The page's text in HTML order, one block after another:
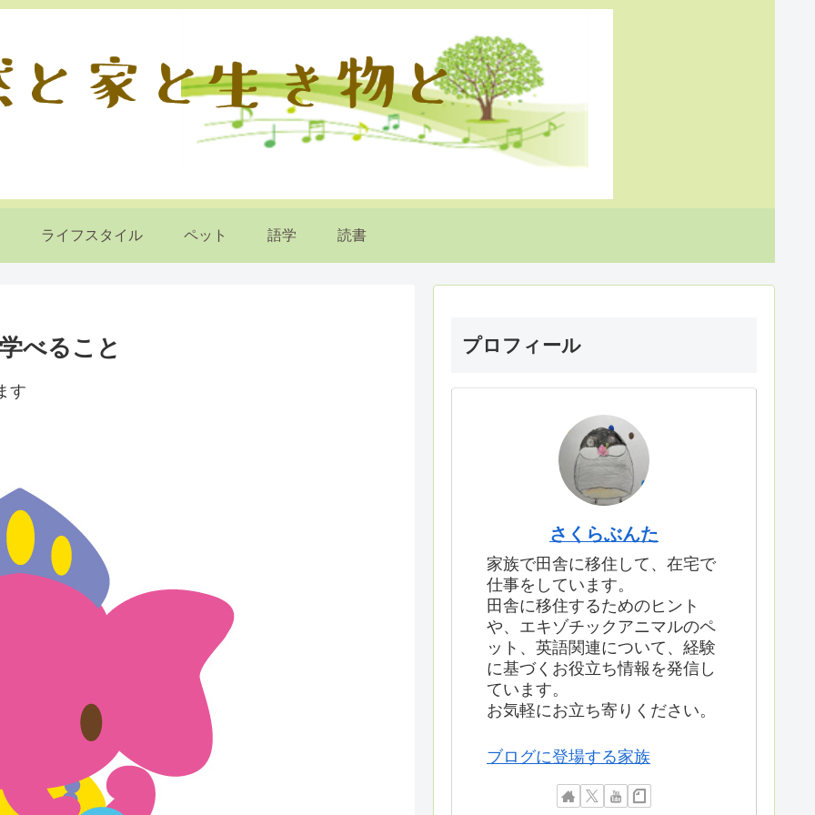
ライフスタイル ペット 語学 読書
べること
す
プロフィール
さくらぶんた
家族で田舎に移住して、在宅で
仕事をしています。
田舎に移住するためのヒント
や、エキゾチックアニマルのペ
ット、英語関連について、経験
に基づくお役立ち情報を発信し
ています。
お気軽にお立ち寄りください。
ブログに登場する家族